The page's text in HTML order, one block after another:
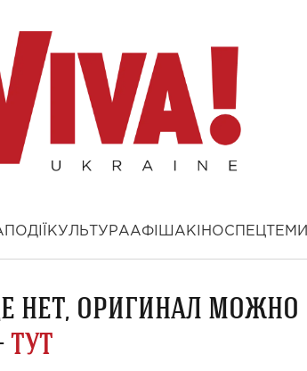
ПОДІЇ КУЛЬТУРААФІША КІНОСПЕЦТЕМИ
НЕТ, ОРИГИНАЛ МОЖНО
ТУТ